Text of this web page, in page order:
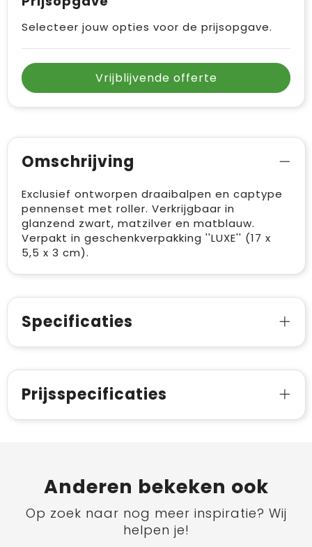
Vrije tijd en Strand
Winterse inspiratie
Themapakketten
Draagtassen
Trolleys
Goodiebags
Selecteer jouw opties voor de prijsopgave.
Vrijblijvende offerte
Omschrijving
Exclusief ontworpen draaibalpen en captype
pennenset met roller. Verkrijgbaar in
glanzend zwart, matzilver en matblauw.
Verpakt in geschenkverpakking ''LUXE'' (17 x
5,5 x 3 cm).
Specificaties
Prijsspecificaties
Anderen bekeken ook
Op zoek naar nog meer inspiratie? Wij
helpen je!